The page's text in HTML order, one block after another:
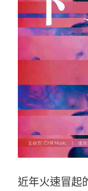
近年火速冒起